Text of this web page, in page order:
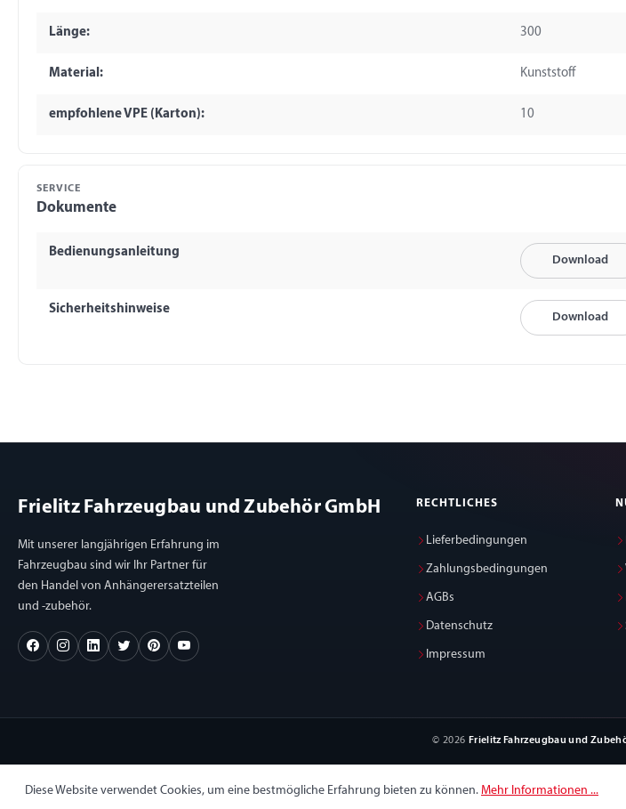
Länge: 300
Material: Kunststoff
empfohlene VPE (Karton): 10
SERVICE
Dokumente
Bedienungsanleitung
Download
Sicherheitshinweise
Download
Frielitz Fahrzeugbau und Zubehör GmbH
Mit unserer langjährigen Erfahrung im
Fahrzeugbau sind wir Ihr Partner für
den Handel von Anhängerersatzteilen
und -zubehör.
RECHTLICHES
Lieferbedingungen
Zahlungsbedingungen
AGBs
Datenschutz
Impressum
© 2026 Frielitz Fahrzeugbau und
Diese Website verwendet Cookies, um eine bestmögliche Erfahrung bieten zu können. Mehr Informationen ...